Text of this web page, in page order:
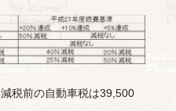
税前の自動車税は39,500